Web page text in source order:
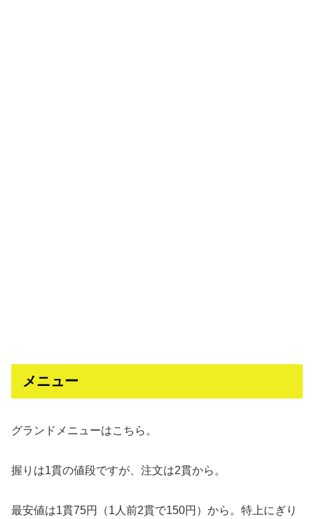
メニュー
グランドメニューはこちら。
握りは1貫の値段ですが、注文は2貫から。
最安値は1貫75円（1人前2貫で150円）から。特上にぎり